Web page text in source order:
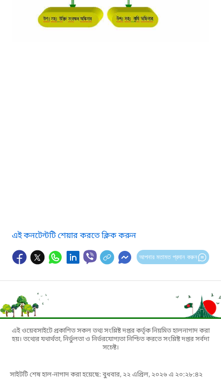
এই কনটেন্টটি শেয়ার করতে ক্লিক করুন
আপনার মতামত প্রদান করুন
এই ওয়েবসাইটে প্রকাশিত সকল তথ্য সংশ্লিষ্ট দপ্তর কর্তৃক নিয়মিত হালনাগাদ করা
হয়। তথ্যের যথার্থতা, নির্ভুলতা ও নির্ভরযোগ্যতা নিশ্চিত করতে সংশ্লিষ্ট দপ্তর সর্বদা
সচেষ্ট।
সাইটটি শেষ হাল-নাগাদ করা হয়েছে: বুধবার, ২২ এপ্রিল, ২০২৬ এ ২০:২৮:৪২